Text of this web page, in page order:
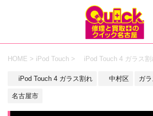
HOME > iPod Touch > iPod Touch 4 ガラス割
iPod Touch 4 ガラス割れ 中村区 ガ
名古屋市